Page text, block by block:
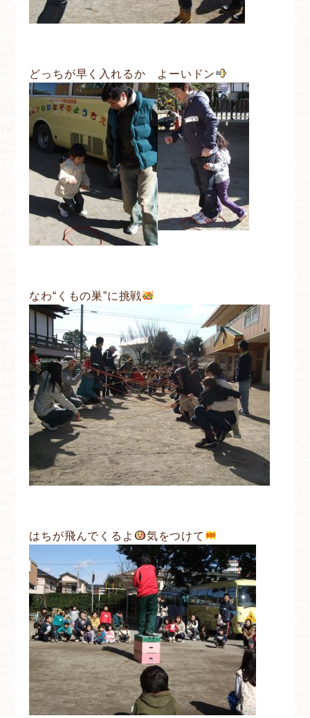
どっちが早く入れるか よーいドン
なわ“くもの巣”に挑戦
はちが飛んでくるよ 気をつけて